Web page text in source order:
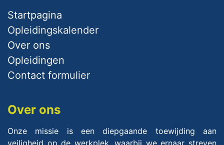
Startpagina
Opleidingskalender
Over ​ons
Opleidingen
Contact formulier
Over ons
Onze missie is een diepgaande toewijding aan
veiligheid op de werkplek, waarbij we ernaar streven